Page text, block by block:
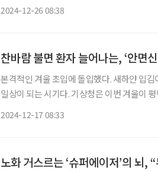
2024-12-26 08:38
찬바람 불면 환자 늘어나는, ‘안면
본격적인 겨울 초입에 돌입했다. 새하얀 입
일상이 되는 시기다. 기상청은 이번 겨울이
2024-12-17 08:33
노화 거스르는 ‘슈퍼에이저’의 뇌,